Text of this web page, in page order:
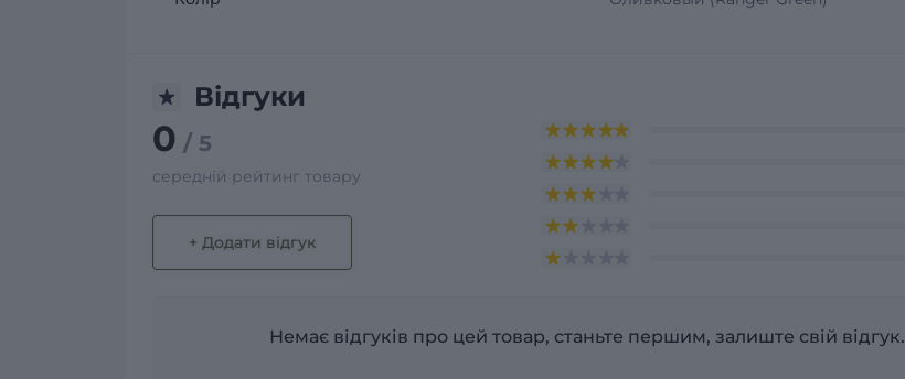
Відгуки
0 / 5
середній рейтинг товару
+ Додати відгук
Немає відгуків про цей товар, станьте першим, залиште свій відгук.